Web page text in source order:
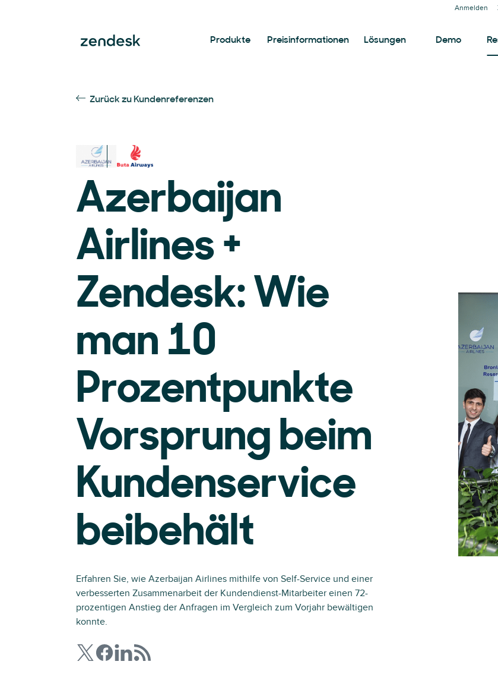
Anmelden
Produkte Preisinformationen Lösungen Demo
Zurück zu Kundenreferenzen
Azerbaijan
Airlines +
Zendesk: Wie
man 10
Prozentpunkte
Vorsprung beim
Kundenservice
beibehält
Erfahren Sie, wie Azerbaijan Airlines mithilfe von Self-Service und einer
verbesserten Zusammenarbeit der Kundendienst-Mitarbeiter einen 72-
prozentigen Anstieg der Anfragen im Vergleich zum Vorjahr bewältigen
konnte.